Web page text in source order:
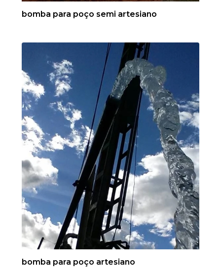
bomba para poço semi artesiano
bomba para poço artesiano